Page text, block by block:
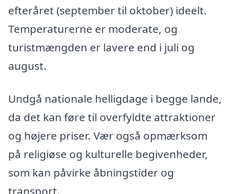
efteråret (september til oktober) ideelt.
Temperaturerne er moderate, og
turistmængden er lavere end i juli og
august.
Undgå nationale helligdage i begge lande,
da det kan føre til overfyldte attraktioner
og højere priser. Vær også opmærksom
på religiøse og kulturelle begivenheder,
som kan påvirke åbningstider og
transport.